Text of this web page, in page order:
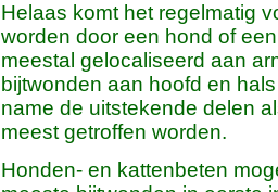
Helaas komt het regelmatig
worden door een hond of
meestal gelocaliseerd aan
bijtwonden aan hoofd en
name de uitstekende delen
meest getroffen worden.
Honden- en kattenbeten